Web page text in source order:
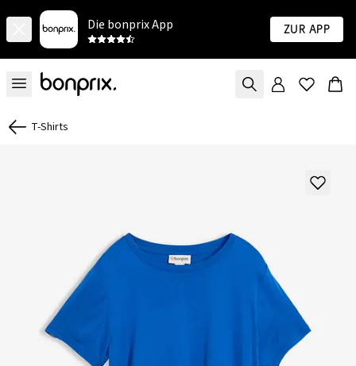
Die bonprix App Zur App
T-Shirts